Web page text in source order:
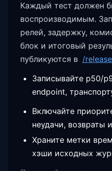
Каждый тест должен
воспроизводимым.
релей, задержку,
блок и итоговый
публикуются в /
Записывайте p50/
endpoint,
Включайте
неудачи, возвраты
Храните метки
хэши исходных